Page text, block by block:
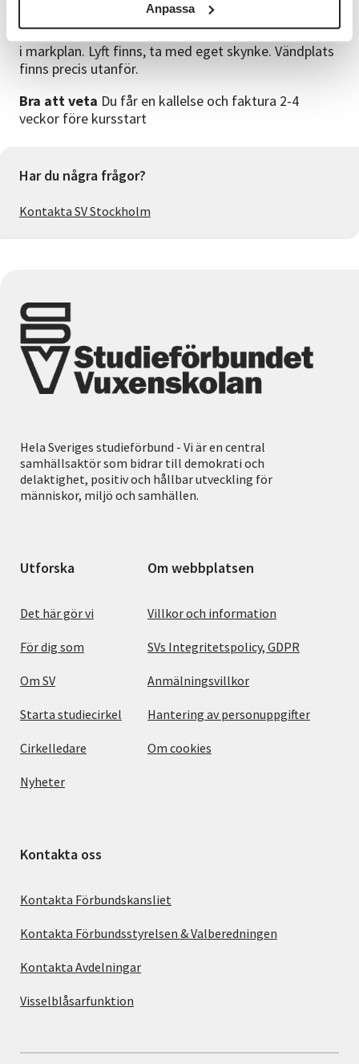
Anpassa
Lokal och tillgänglighetSV Stockholms lokaler,
Sandhamnsgatan 8, Gärdet Lokalen är tillgänglig och
i markplan. Lyft finns, ta med eget skynke. Vändplats
finns precis utanför.
Bra att veta Du får en kallelse och faktura 2-4
veckor före kursstart
Har du några frågor?
Kontakta SV Stockholm
Hela Sveriges studieförbund - Vi är en central
samhällsaktör som bidrar till demokrati och
delaktighet, positiv och hållbar utveckling för
människor, miljö och samhällen.
Utforska
Det här gör vi
För dig som
Om SV
Starta studiecirkel
Cirkelledare
Nyheter
Om webbplatsen
Villkor och information
SVs Integritetspolicy, GDPR
Anmälningsvillkor
Hantering av personuppgifter
Om cookies
Kontakta oss
Kontakta Förbundskansliet
Kontakta Förbundsstyrelsen & Valberedningen
Kontakta Avdelningar
Visselblåsarfunktion